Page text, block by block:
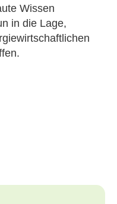
Wissen
in die Lage,